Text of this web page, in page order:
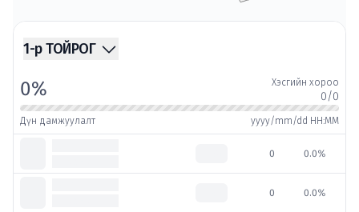
1-р ТОЙРОГ
0% Хэсгийн хороо
0/0
Дүн дамжуулалт yyyy/mm/dd HH:MM
0 0.0%
0 0.0%